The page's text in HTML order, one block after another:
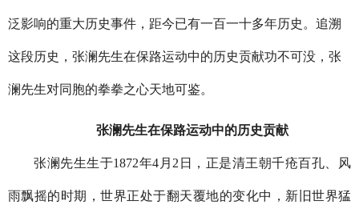
泛影响的重大历史事件，距今已有一百一十多年历史。追溯
这段历史，张澜先生在保路运动中的历史贡献功不可没，张
澜先生对同胞的拳拳之心天地可鉴。
张澜先生在保路运动中的历史贡献
张澜先生生于1872年4 月 2 日，正是清王朝千疮百孔、风
雨飘摇的时期，世界正处于翻天覆地的变化中，新旧世界猛